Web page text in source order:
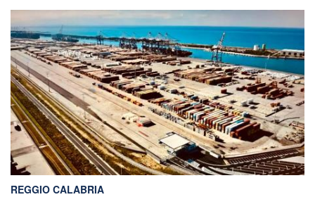
eccellenze calabresi, la kermesse estiva promossa da
Acli Terra in collaborazione con il Circolo Acli Giovanni
Paolo II che avrà luogo sabato 8 e domenica 9 agosto
alle ore […]
REGGIO CALABRIA